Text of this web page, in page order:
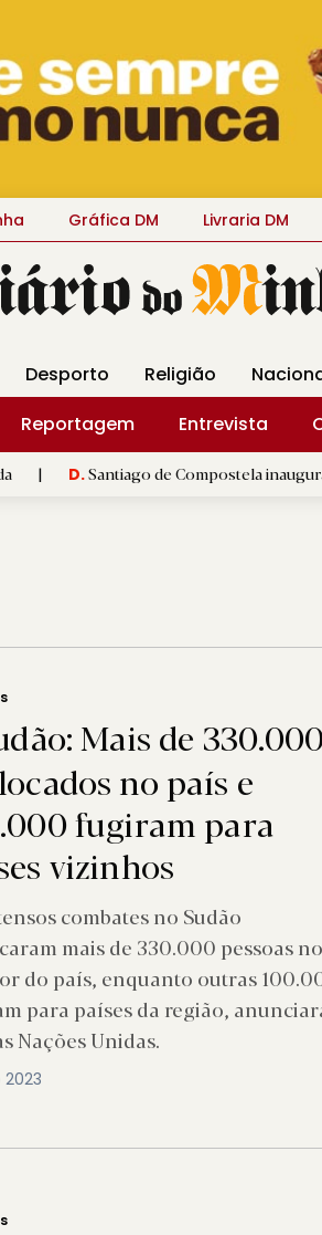
Gráfica DM Livraria DM
Desporto Religião
Reportagem Entrevista
de Compostela inaugura XVI Jogos
Mais de
no país e
fugiram para
vizinhos
combates no Sudão
mais de 330.000 pessoas no
do país, enquanto outras
para países da região,
Nações Unidas.